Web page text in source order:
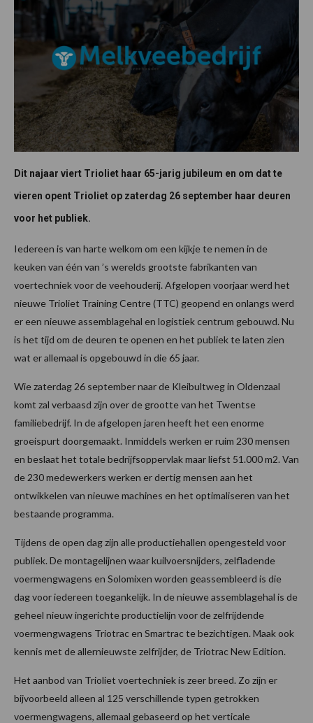
Dit najaar viert Trioliet haar 65-jarig jubileum en om dat te
vieren opent Trioliet op zaterdag 26 september haar deuren
voor het publiek.
Iedereen is van harte welkom om een kijkje te nemen in de
keuken van één van ’s werelds grootste fabrikanten van
voertechniek voor de veehouderij. Afgelopen voorjaar werd het
nieuwe Trioliet Training Centre (TTC) geopend en onlangs werd
er een nieuwe assemblagehal en logistiek centrum gebouwd. Nu
is het tijd om de deuren te openen en het publiek te laten zien
wat er allemaal is opgebouwd in die 65 jaar.
Wie zaterdag 26 september naar de Kleibultweg in Oldenzaal
komt zal verbaasd zijn over de grootte van het Twentse
familiebedrijf. In de afgelopen jaren heeft het een enorme
groeispurt doorgemaakt. Inmiddels werken er ruim 230 mensen
en beslaat het totale bedrijfsoppervlak maar liefst 51.000 m2. Van
de 230 medewerkers werken er dertig mensen aan het
ontwikkelen van nieuwe machines en het optimaliseren van het
bestaande programma.
Tijdens de open dag zijn alle productiehallen opengesteld voor
publiek. De montagelijnen waar kuilvoersnijders, zelfladende
voermengwagens en Solomixen worden geassembleerd is die
dag voor iedereen toegankelijk. In de nieuwe assemblagehal is de
geheel nieuw ingerichte productielijn voor de zelfrijdende
voermengwagens Triotrac en Smartrac te bezichtigen. Maak ook
kennis met de allernieuwste zelfrijder, de Triotrac New Edition.
Het aanbod van Trioliet voertechniek is zeer breed. Zo zijn er
bijvoorbeeld alleen al 125 verschillende typen getrokken
voermengwagens, allemaal gebaseerd op het verticale